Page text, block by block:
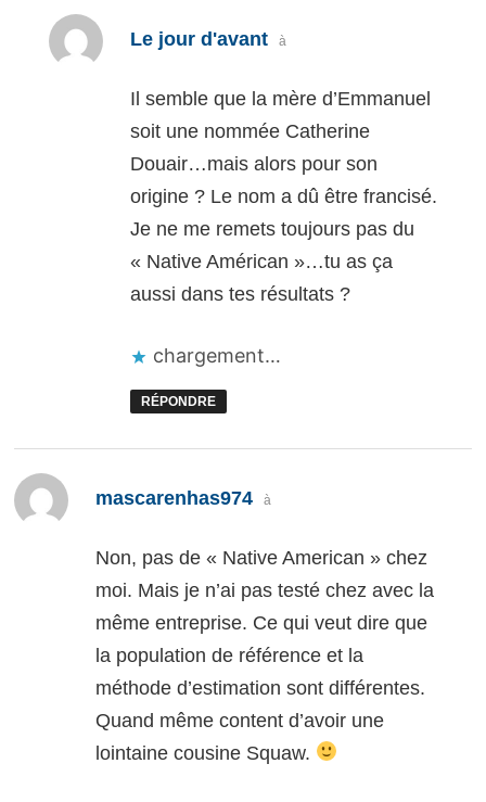
Le jour d'avant dit :
à
Il semble que la mère d’Emmanuel
soit une nommée Catherine
Douair…mais alors pour son
origine ? Le nom a dû être francisé.
Je ne me remets toujours pas du
« Native Américan »…tu as ça
aussi dans tes résultats ?
chargement…
RÉPONDRE
mascarenhas974 dit :
à
Non, pas de « Native American » chez
moi. Mais je n’ai pas testé chez avec la
même entreprise. Ce qui veut dire que
la population de référence et la
méthode d’estimation sont différentes.
Quand même content d’avoir une
lointaine cousine Squaw.